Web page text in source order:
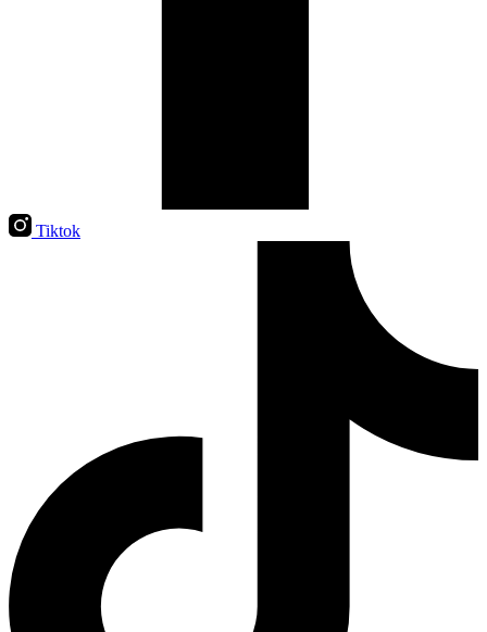
Tiktok